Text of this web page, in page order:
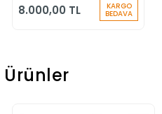
Durdurucu
8.000,00 TL KARGO
BEDAVA
Ürünler